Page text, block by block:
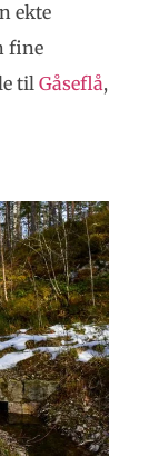
ekte
fine
til Gåseflå,